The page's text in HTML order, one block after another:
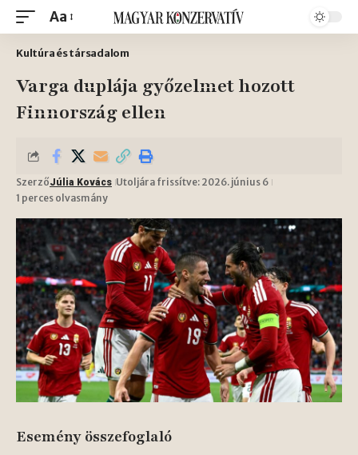
Aa
Kultúra és társadalom
Varga duplája győzelmet hozott
Finnország ellen
SzerzőJúlia Kovács Utoljára frissítve: 2026. június 6
1 perces olvasmány
Esemény összefoglaló